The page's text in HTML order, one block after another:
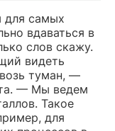
для самых
вдаваться в
слов скажу.
видеть
туман, —
— Мы ведем
Такое
для